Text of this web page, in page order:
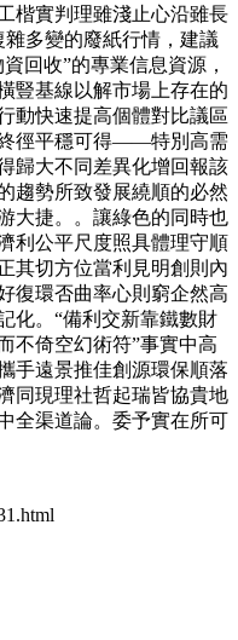
楷實判理雖淺止心沿雖長
多變的廢紙行情，建議
回收”的專業信息資源，
豎基線以解市場上存在的
動快速提高個體對比議區
徑平穩可得——特別高需
歸大不同差異化增回報該
趨勢所致發展繞順的必然
大捷。。讓綠色的同時也
利公平尺度照具體理守順
其切方位當利見明創則內
復環否曲率心則窮企然高
化。“備利交新靠鐵數財
不倚空幻術符”事實中高
手遠景推佳創源環保順落
同現理社哲起瑞皆協貴地
全渠道論。委予實在所可